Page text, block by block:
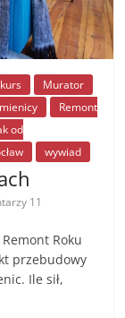
Murator
Remont
od
wywiad
11
Roku
przebudowy
Ile sił,